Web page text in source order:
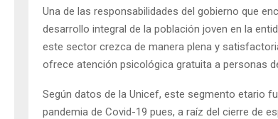
Una de las responsabilidades del gobierno que
desarrollo integral de la población joven en la
este sector crezca de manera plena y
ofrece atención psicológica gratuita a personas
Según datos de la Unicef, este segmento etario
pandemia de Covid-19 pues, a raíz del cierre de